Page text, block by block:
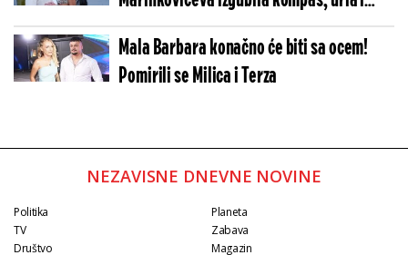
psuje (VIDEO)
Mala Barbara konačno će biti sa ocem!
Pomirili se Milica i Terza
NEZAVISNE DNEVNE NOVINE
Politika
TV
Društvo
Planeta
Zabava
Magazin